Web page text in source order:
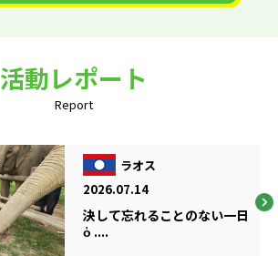
活動レポート
Report
ラオス
2026.07.14
決して忘れることのない一日
ὁ ....